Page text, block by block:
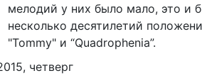
мелодий у них было мало, это и
несколько десятилетий
"Tommy" и “Quadrophenia”.
четверг